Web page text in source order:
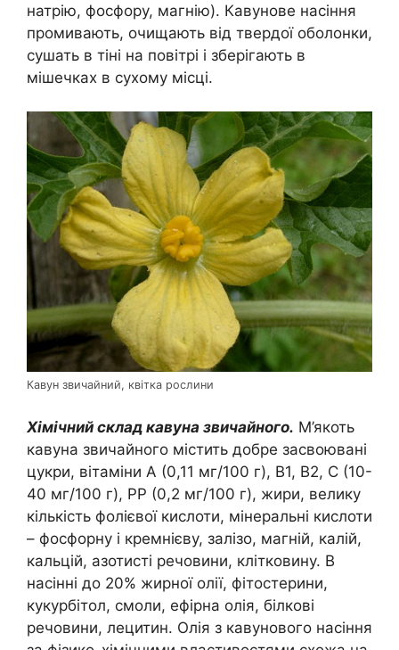
натрію, фосфору, магнію). Кавунове насіння
промивають, очищають від твердої оболонки,
сушать в тіні на повітрі і зберігають в
мішечках в сухому місці.
Кавун звичайний, квітка рослини
Хімічний склад кавуна звичайного. М’якоть
кавуна звичайного містить добре засвоювані
цукри, вітаміни А (0,11 мг/100 г), B1, B2, C (10-
40 мг/100 г), PP (0,2 мг/100 г), жири, велику
кількість фолієвої кислоти, мінеральні кислоти
– фосфорну і кремнієву, залізо, магній, калій,
кальцій, азотисті речовини, клітковину. В
насінні до 20% жирної олії, фітостерини,
кукурбітол, смоли, ефірна олія, білкові
речовини, лецитин. Олія з кавунового насіння